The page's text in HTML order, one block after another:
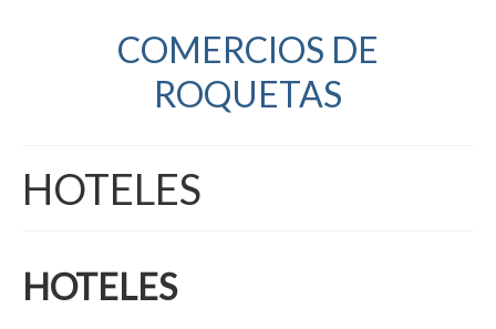
COMERCIOS DE
ROQUETAS
HOTELES
HOTELES